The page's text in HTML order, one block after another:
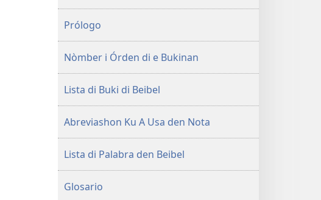
Prólogo
Nòmber i Órden di e Bukinan
Lista di Buki di Beibel
Abreviashon Ku A Usa den Nota
Lista di Palabra den Beibel
Glosario